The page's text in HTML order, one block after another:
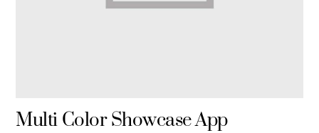
Multi Color Showcase App